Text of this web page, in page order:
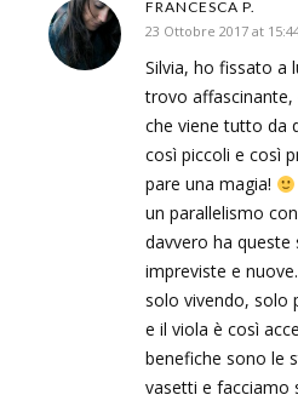
FRANCESCA P.
23 Ottobre 2017 at
Silvia, ho fissato a
trovo
che viene tutto da
così piccoli e così
pare una magia!
un parallelismo
davvero ha
impreviste e
solo vivendo, solo
e il viola è così
benefiche sono le
vasetti e facciamo